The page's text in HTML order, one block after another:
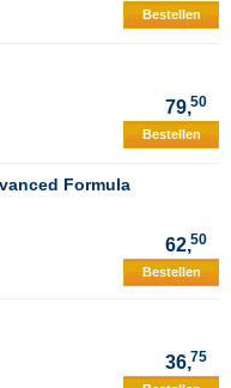
Bestellen
79,50
Bestellen
Formula
62,50
Bestellen
36,75